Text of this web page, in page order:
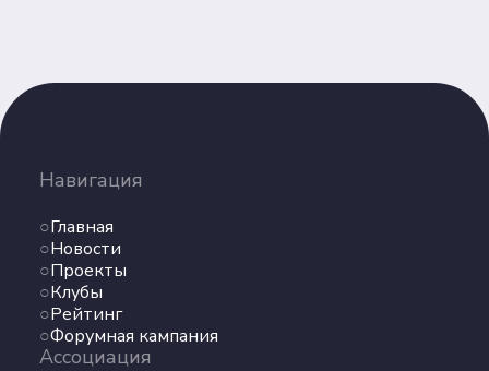
Навигация
Главная
Новости
Проекты
Клубы
Рейтинг
Форумная кампания
Ассоциация
Рейтинг
Форумная кампания
Об Ассоциации
Команда
Партнеры
Пользовательское соглашение
Согласие на обработку персональных данных